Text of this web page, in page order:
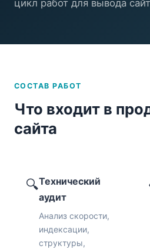
цикл работ для вывода
СОСТАВ РАБОТ
Что входит в
сайта
🔍Технический
аудит
Анализ скорости,
индексации,
структуры,